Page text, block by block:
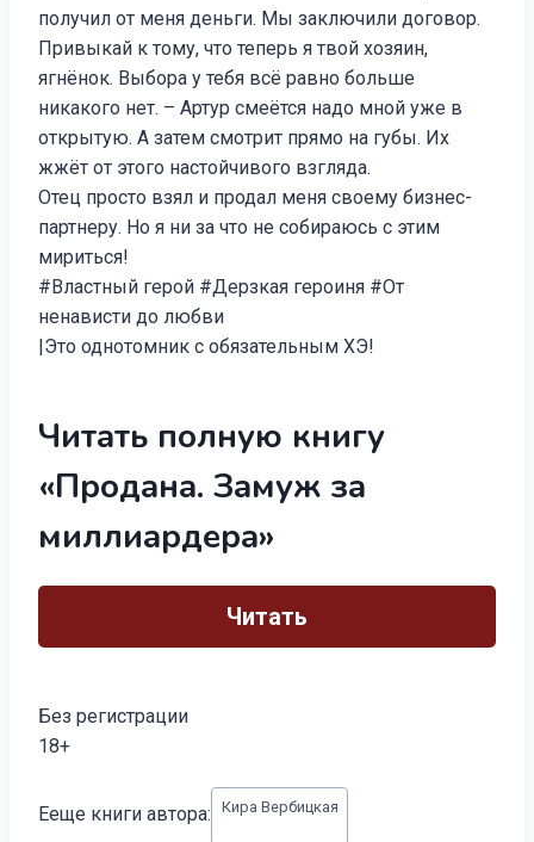
получил от меня деньги. Мы заключили договор.
Привыкай к тому, что теперь я твой хозяин,
ягнёнок. Выбора у тебя всё равно больше
никакого нет. – Артур смеётся надо мной уже в
открытую. А затем смотрит прямо на губы. Их
жжёт от этого настойчивого взгляда.
Отец просто взял и продал меня своему бизнес-
партнеру. Но я ни за что не собираюсь с этим
мириться!
#Властный герой #Дерзкая героиня #От
ненависти до любви
|Это однотомник с обязательным ХЭ!
Читать полную книгу
«Продана. Замуж за
миллиардера»
Читать
Без регистрации
18+
записи:
Ееще книги автора: Кира Вербицкая